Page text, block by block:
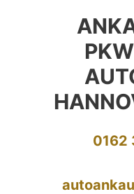
0162